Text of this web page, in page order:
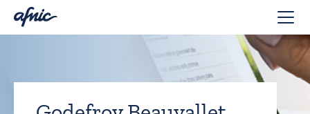
Panneau de gestion des cookies